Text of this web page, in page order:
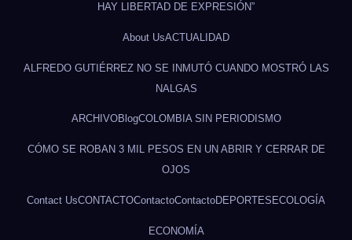
HAY LIBERTAD DE EXPRESIÓN”
About UsACTUALIDAD
ALFREDO GUTIÉRREZ NO SE INMUTÓ CUANDO MOSTRÓ LAS
NALGAS
ARCHIVOBlogCOLOMBIA SIN PERIODISMO
CÓMO SE ROBAN 3 MIL PESOS EN UN ABRIR Y CERRAR DE
OJOS
Contact UsCONTACTOContactoContactoDEPORTES ECOLOGÍA
ECONOMÍA